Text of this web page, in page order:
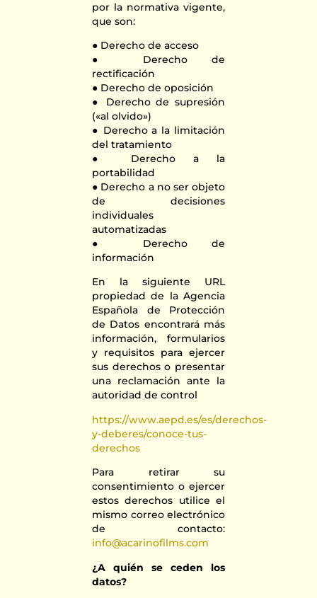
por la normativa vigente,
que son:
● Derecho de acceso
● Derecho de
rectificación
● Derecho de oposición
● Derecho de supresión
(«al olvido»)
● Derecho a la limitación
del tratamiento
● Derecho a la
portabilidad
● Derecho a no ser objeto
de decisiones
individuales
automatizadas
● Derecho de
información
En la siguiente URL
propiedad de la Agencia
Española de Protección
de Datos encontrará más
información, formularios
y requisitos para ejercer
sus derechos o presentar
una reclamación ante la
autoridad de control
https://www.aepd.es/es/derechos-
y-deberes/conoce-tus-
derechos
Para retirar su
consentimiento o ejercer
estos derechos utilice el
mismo correo electrónico
de contacto:
info@acarinofilms.com
¿A quién se ceden los
datos?